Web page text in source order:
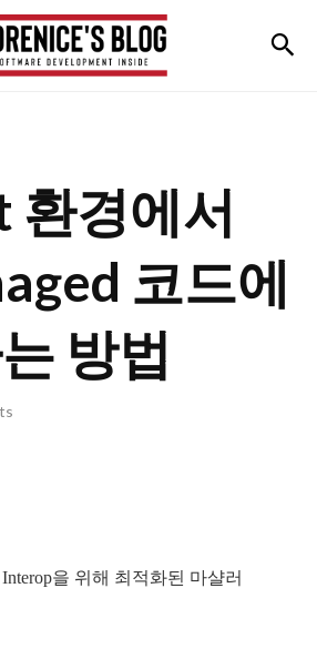
morenice's
blog
환경에서
코드에
방법
을 위해 최적화된 마샬러